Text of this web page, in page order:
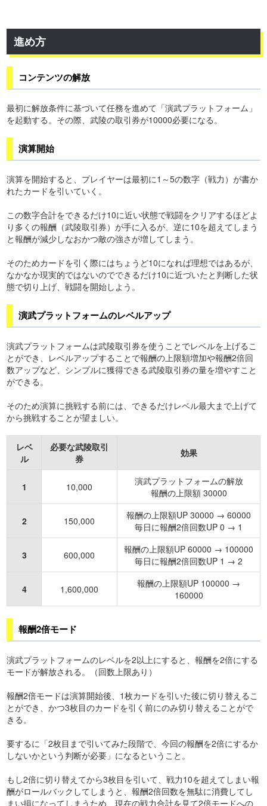
進め方
コンテンツの解放
最初に解放条件に基づいて任務を進めて「演武プラットフォーム」
を起動する。その際、武陵の取引券が10000必要になる。
演算開始
演算を開始すると、プレイヤーは最初に1～5の数字（戦力）が書か
れたカードを引いていく。
この数字合計をできるだけ10に近い状態で戦闘をクリアするほどよ
り多くの報酬（武陵取引券）が手に入るが、逆に10を超えてしまう
と報酬が減少しなおかつ敵の強さが増してしまう。
そのためカードを引く際にはちょうど10になれば理想ではあるが、
なかなか現実的ではないのでできるだけ10に近づいたと判断した状
態で切り上げ、戦闘を開始しよう。
演武プラットフォームのレベルアップ
演武プラットフォームは武陵取引券を使うことでレベルを上げるこ
とができ、レベルアップすることで報酬の上限額増加や報酬2倍回
数アップなど、シンプルに獲得できる武陵取引券の量を増やすこと
ができる。
そのため演算に挑戦する前には、できるだけレベル最大まで上げて
から挑戦することが望ましい。
レベ
ル
必要な武陵取引
券
効果
1 10,000
演武プラットフォームの解放
報酬の上限額 30000
2 150,000
報酬の上限額UP 30000 → 60000
毎日に報酬2倍回数UP 0 → 1
3 600,000
報酬の上限額UP 60000 → 100000
毎日に報酬2倍回数UP 1 → 2
4 1,600,000
報酬の上限額UP 100000 →
160000
報酬2倍モード
演武プラットフォームのレベルを2以上にすると、報酬を2倍にする
モードが解放される。（回数上限あり）
報酬2倍モードは演算開始後、1枚カードを引いた後に切り替えるこ
とができ、かつ3枚目のカードを引く前にのみ切り替えることがで
きる。
要するに「2枚目まで引いてみた段階で、今回の報酬を2倍にするか
しないかという判断が必要」になるということ。
もし2倍に切り替えてから3枚目を引いて、戦力10を超えてしまい報
酬がロールバックしてしまうと、報酬2倍回数を無駄に消費してし
まい損になってしまうため、現在の戦力合計を見て2倍モードへの